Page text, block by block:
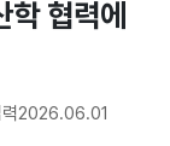
협력에
2026.06.01